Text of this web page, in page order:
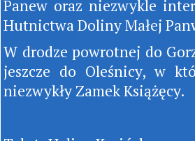
Panew oraz niezwykle
Hutnictwa Doliny Małej
W drodze powrotnej do
jeszcze do Oleśnicy, w
niezwykły Zamek Książęcy.